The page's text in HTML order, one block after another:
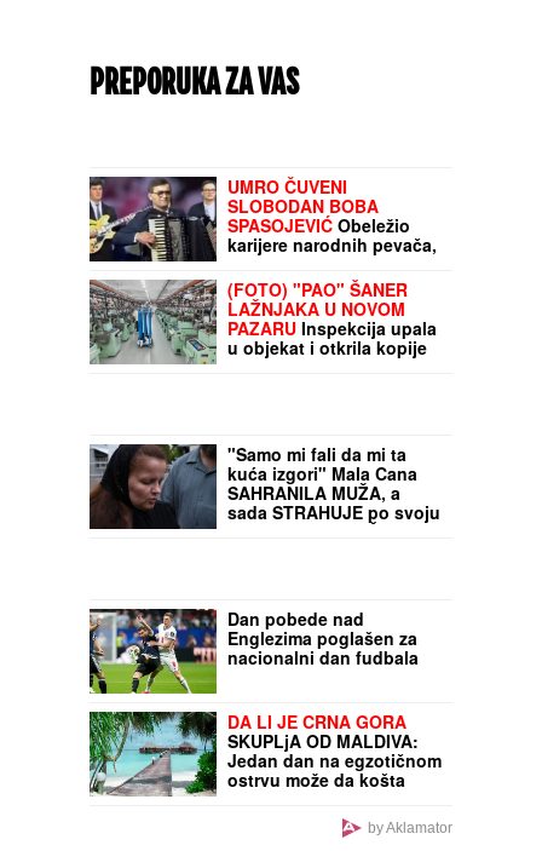
PREPORUKA ZA VAS
UMRO ČUVENI
SLOBODAN BOBA
SPASOJEVIĆ Obeležio
karijere narodnih pevača,
u objekat i otkrila kopije
poznatih marki vredne
13,6 miliona: Radnici